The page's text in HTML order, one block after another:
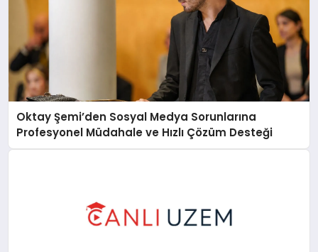
Oktay Şemi’den Sosyal Medya Sorunlarına
Profesyonel Müdahale ve Hızlı Çözüm Desteği